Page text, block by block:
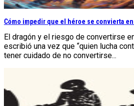
Cómo impedir que el héroe se convierta
El dragón y el riesgo de convertirse
escribió una vez que “quien lucha
tener cuidado de no convertirse...